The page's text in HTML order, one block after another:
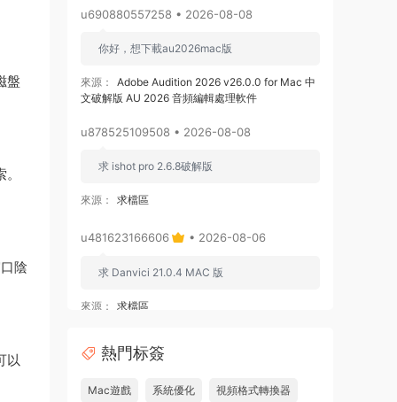
盤
陰
以
u690880557258 • 2026-08-08
你好，想下載au2026mac版
來源：
Adobe Audition 2026 v26.0.0 for Mac 中
文破解版 AU 2026 音頻編輯處理軟件
u878525109508 • 2026-08-08
求 ishot pro 2.6.8破解版
來源： 求檔區
u481623166606 • 2026-08-06
求 Danvici 21.0.4 MAC 版
來源： 求檔區
admin • 2026-08-06
Pro v26.3.0 ARM [MacSKY].dmg等2個文
熱門标簽
Mac遊戲 系統優化 視頻格式轉換器